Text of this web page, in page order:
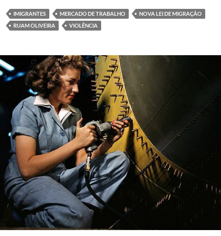
IMIGRANTES MERCADO DE TRABALHO
NOVA LEI DE MIGRAÇÃO
RUAM OLIVEIRA
VIOLÊNCIA